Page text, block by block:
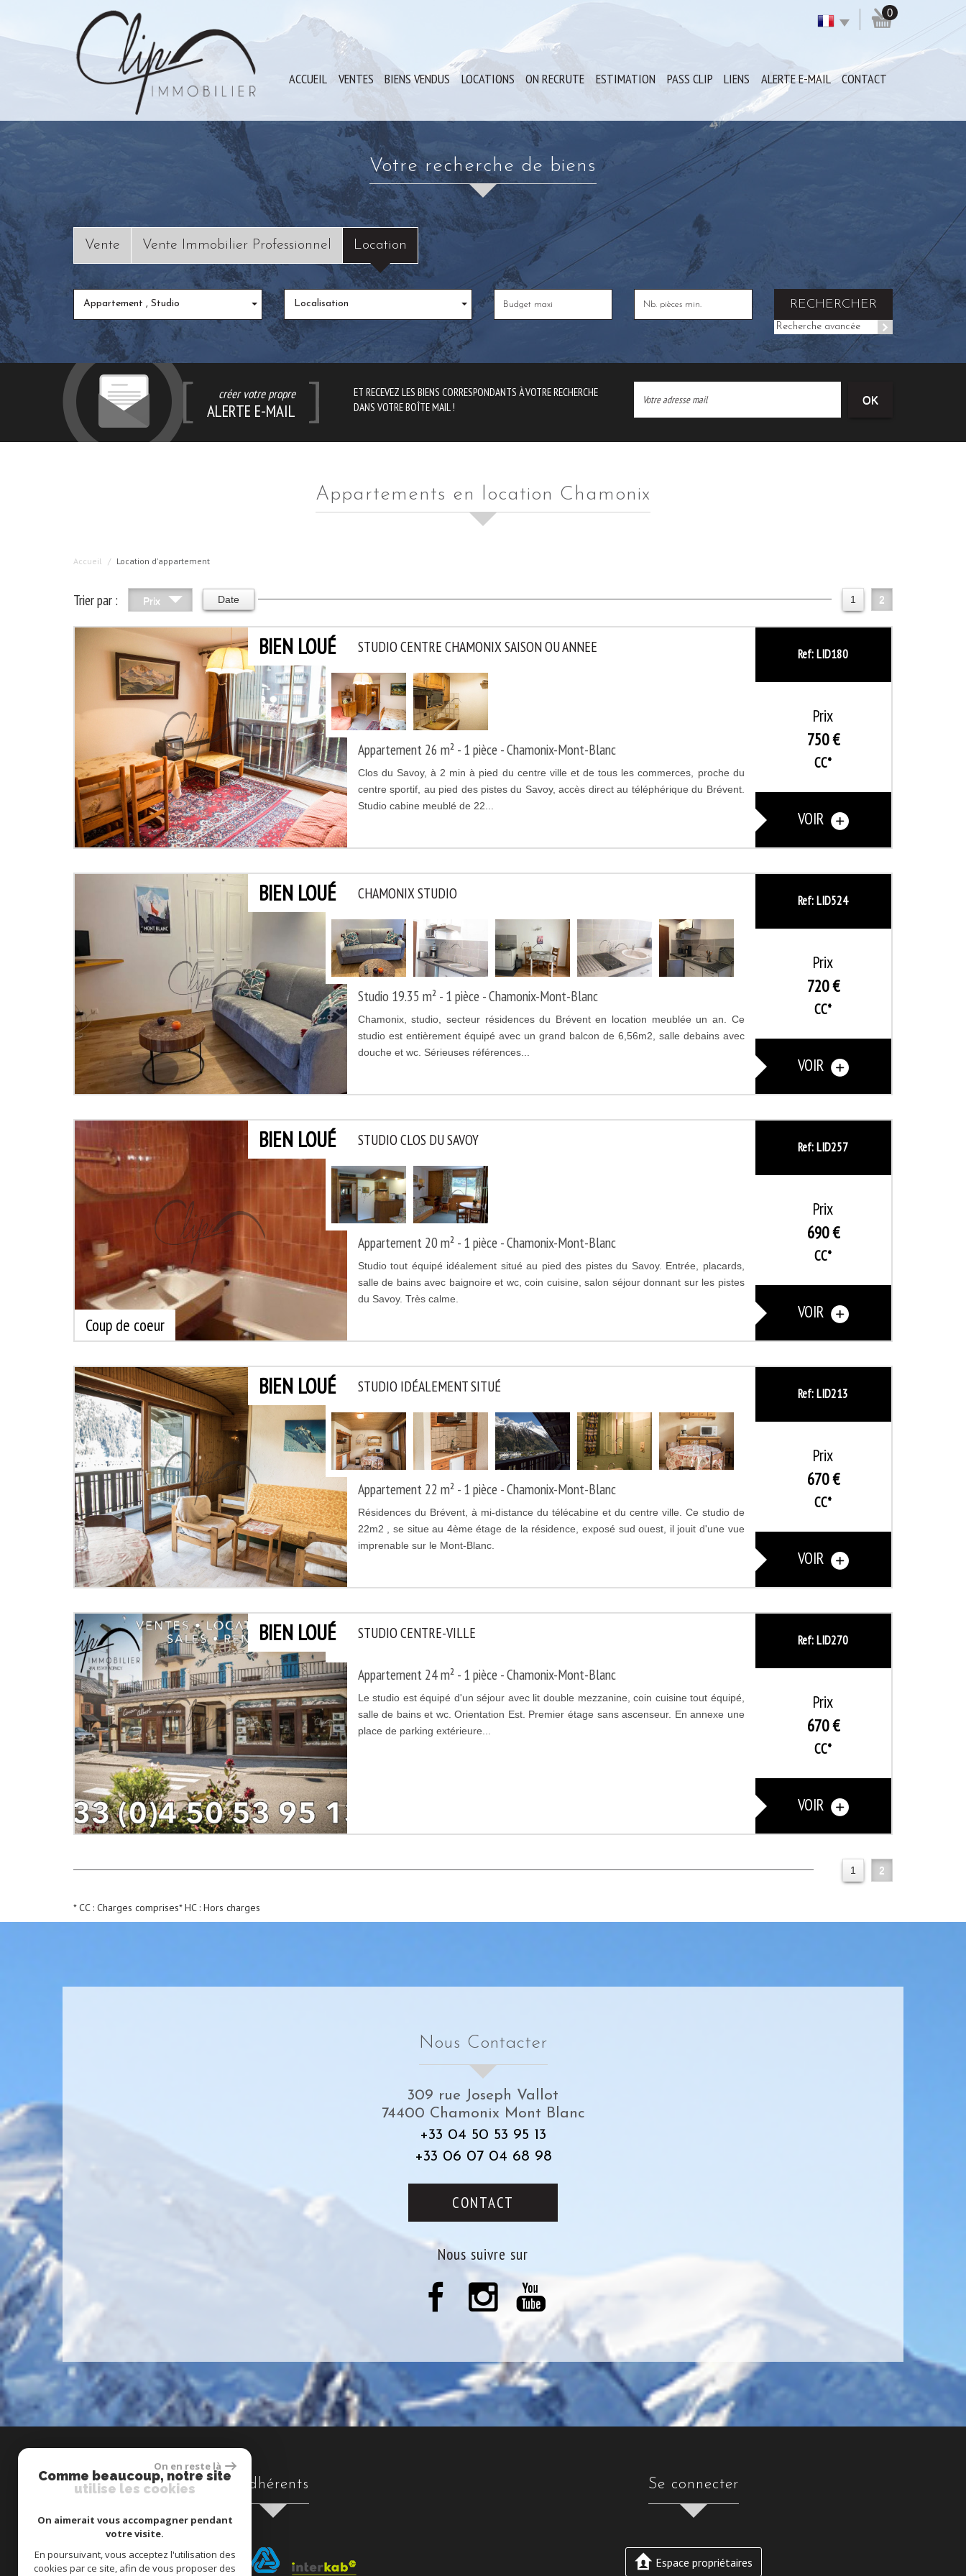
0
ACCUEIL VENTES BIENS VENDUS LOCATIONS ON RECRUTE ESTIMATION PASS CLIP LIENS ALERTE E-MAIL CONTACT
Votre recherche de biens
Vente Vente Immobilier Professionnel Location
Appartement , Studio Localisation RECHERCHER
Recherche avancée
créer votre propre
ALERTE E-MAIL
ET RECEVEZ LES BIENS CORRESPONDANTS À VOTRE RECHERCHE
DANS VOTRE BOÎTE MAIL !
OK
Appartements en location Chamonix
Accueil Location d'appartement
Trier par : Prix Date 1 2
BIEN LOUÉ STUDIO CENTRE CHAMONIX SAISON OU ANNEE
Appartement 26 m² - 1 pièce - Chamonix-Mont-Blanc
Clos du Savoy, à 2 min à pied du centre ville et de tous les commerces, proche du
centre sportif, au pied des pistes du Savoy, accès direct au téléphérique du Brévent.
Studio cabine meublé de 22...
Ref: LID180
Prix
750 €
CC*
VOIR
BIEN LOUÉ CHAMONIX STUDIO
Studio 19.35 m² - 1 pièce - Chamonix-Mont-Blanc
Chamonix, studio, secteur résidences du Brévent en location meublée un an. Ce
studio est entièrement équipé avec un grand balcon de 6,56m2, salle debains avec
douche et wc. Sérieuses références...
Ref: LID524
Prix
720 €
CC*
VOIR
BIEN LOUÉ
Coup de coeur
STUDIO CLOS DU SAVOY
Appartement 20 m² - 1 pièce - Chamonix-Mont-Blanc
Studio tout équipé idéalement situé au pied des pistes du Savoy. Entrée, placards,
salle de bains avec baignoire et wc, coin cuisine, salon séjour donnant sur les pistes
du Savoy. Très calme.
Ref: LID257
Prix
690 €
CC*
VOIR
BIEN LOUÉ STUDIO IDÉALEMENT SITUÉ
Appartement 22 m² - 1 pièce - Chamonix-Mont-Blanc
Résidences du Brévent, à mi-distance du télécabine et du centre ville. Ce studio de
22m2 , se situe au 4ème étage de la résidence, exposé sud ouest, il jouit d'une vue
imprenable sur le Mont-Blanc.
Ref: LID213
Prix
670 €
CC*
VOIR
BIEN LOUÉ STUDIO CENTRE-VILLE
Appartement 24 m² - 1 pièce - Chamonix-Mont-Blanc
Le studio est équipé d'un séjour avec lit double mezzanine, coin cuisine tout équipé,
salle de bains et wc. Orientation Est. Premier étage sans ascenseur. En annexe une
place de parking extérieure...
Ref: LID270
Prix
670 €
CC*
VOIR
1 2
* CC : Charges comprises* HC : Hors charges
Nous Contacter
309 rue Joseph Vallot
74400 Chamonix Mont Blanc
+33 04 50 53 95 13
+33 06 07 04 68 98
CONTACT
Nous suivre sur
Adhérents se connecter
Espace propriétaires
On en reste là
Comme beaucoup, notre site
utilise les cookies
On aimerait vous accompagner pendant
votre visite.
En poursuivant, vous acceptez l'utilisation des
cookies par ce site, afin de vous proposer des